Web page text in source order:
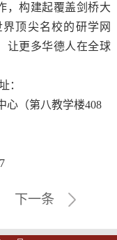
，构建起覆盖剑桥大
顶尖名校的研学网
让更多华德人在全球
：
心（第八教学楼408
下一条